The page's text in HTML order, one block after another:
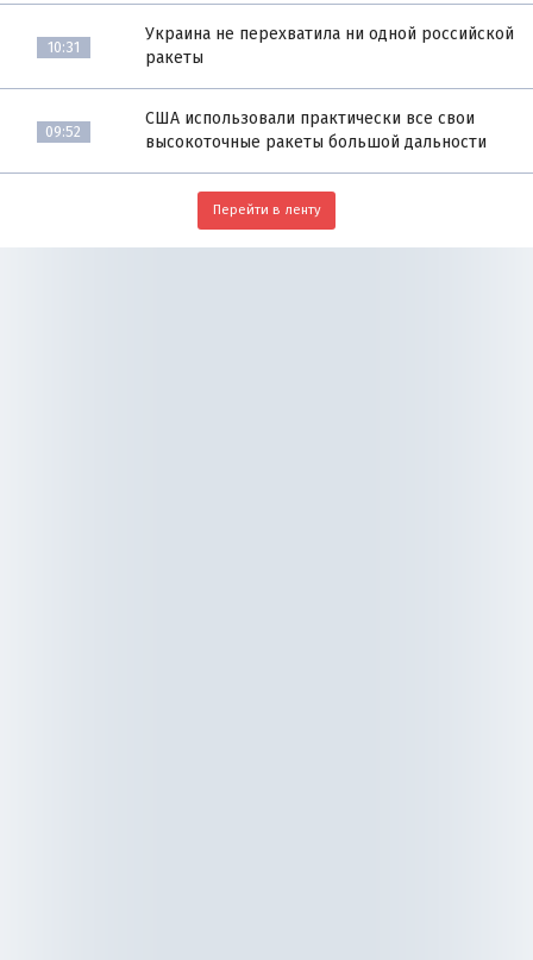
10:31
Украина не перехватила ни одной российской
ракеты
09:52
США использовали практически все свои
высокоточные ракеты большой дальности
Перейти в ленту